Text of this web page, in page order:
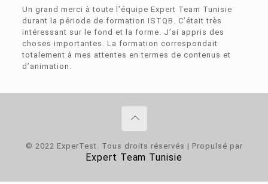
Un grand merci à toute l’équipe Expert Team Tunisie
durant la période de formation ISTQB. C’était très
intéressant sur le fond et la forme. J’ai appris des
choses importantes. La formation correspondait
totalement à mes attentes en termes de contenus et
d’animation.
© 2022 ExperTest. Tous droits réservés | Propulsé par
Expert Team Tunisie